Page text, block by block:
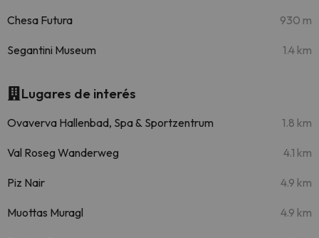
Chesa Futura 930 m
Segantini Museum 1.4 km
Lugares de interés
Ovaverva Hallenbad, Spa & Sportzentrum 1.8 km
Val Roseg Wanderweg 4.1 km
Piz Nair 4.9 km
Muottas Muragl 4.9 km